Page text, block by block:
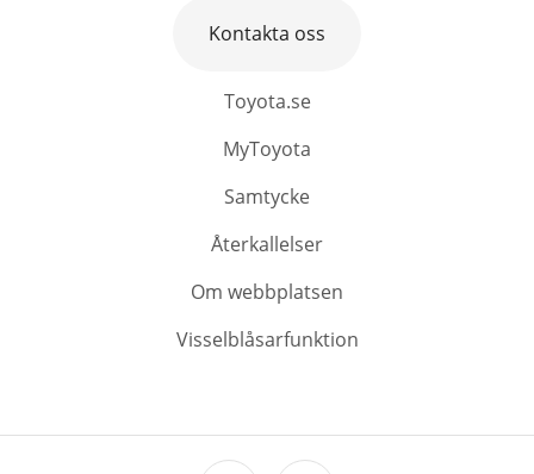
Toyota.se
MyToyota
Samtycke
Återkallelser
Om webbplatsen
Visselblåsarfunktion
Kontakta oss